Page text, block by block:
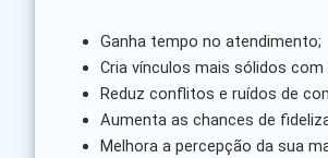
Ganha tempo no atendimento;
Cria vínculos mais sólidos
Reduz conflitos e ruídos de
Aumenta as chances de
Melhora a percepção da sua